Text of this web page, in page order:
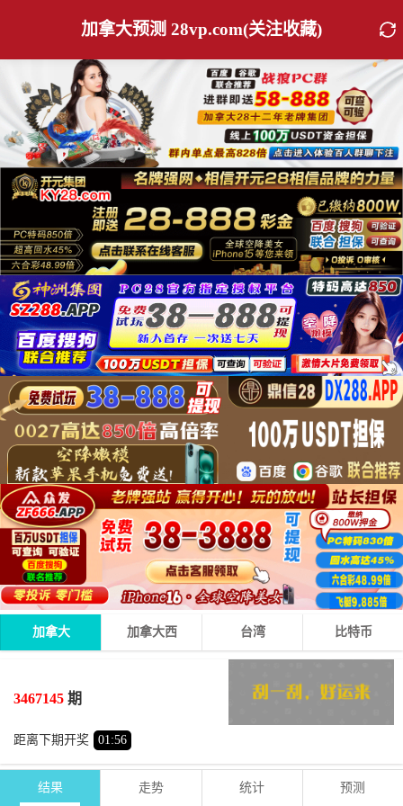
加拿大预测 28vp.com(关注收藏)
加拿大 加拿大西 台湾 比特币
3467145 期
距离下期开奖 01:56
1 + 8 + 6 = 15
期号 号码
结果 走势 统计 预测